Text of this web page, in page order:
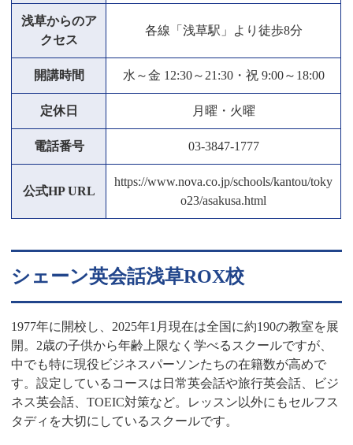
浅草からのア
クセス
各線「浅草駅」より徒歩8分
開講時間 水～金 12:30～21:30・祝 9:00～18:00
定休日 月曜・火曜
電話番号 03-3847-1777
公式HP URL
https://www.nova.co.jp/schools/kantou/toky
o23/asakusa.html
シェーン英会話浅草ROX校
1977年に開校し、2025年1月現在は全国に約190の教室を展
開。2歳の子供から年齢上限なく学べるスクールですが、
中でも特に現役ビジネスパーソンたちの在籍数が高めで
す。設定しているコースは日常英会話や旅行英会話、ビジ
ネス英会話、TOEIC対策など。レッスン以外にもセルフス
タディを大切にしているスクールです。